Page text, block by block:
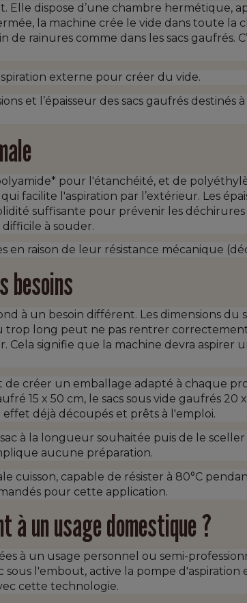
Elle dispose d’une chambre hermétique,
la machine crée le vide dans toute la
rainures comme dans les sacs gaufrés.
externe pour créer du vide.
et l’épaisseur des sacs gaufrés destinés
pour l'étanchéité, et de
l'aspiration par l’extérieur. Les
suffisante pour prévenir les
à souder.
en raison de leur résistance mécanique
besoins
à un besoin différent. Les dimensions
long peut ne pas rentrer correctement
signifie que la machine devra aspirer
créer un emballage adapté à chaque
15 x 50 cm, le sacs sous vide gaufrés 20
déjà découpés et prêts à l'emploi.
à la longueur souhaitée puis de le
aucune préparation.
cuisson, capable de résister à 80°C
pour cette application.
à un usage domestique ?
à un usage personnel ou semi-
l'embout, active la pompe d'aspiration
cette technologie.